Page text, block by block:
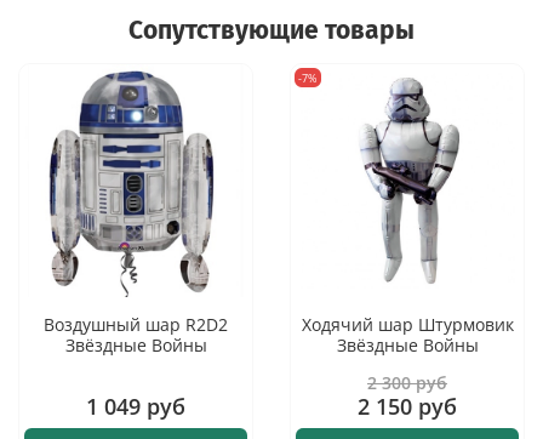
Сопутствующие товары
Воздушный шар R2D2
Звёздные Войны
1 049 руб
-7%
Ходячий шар Штурмовик
Звёздные Войны
2 300 руб
2 150 руб